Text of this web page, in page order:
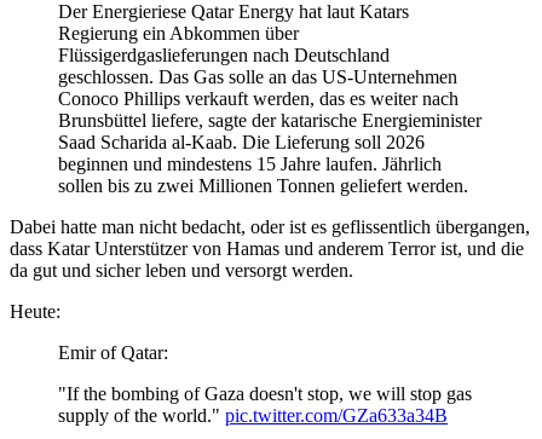
Der Energieriese Qatar Energy hat laut Katars
Regierung ein Abkommen über
Flüssigerdgaslieferungen nach Deutschland
geschlossen. Das Gas solle an das US-Unternehmen
Conoco Phillips verkauft werden, das es weiter nach
Brunsbüttel liefere, sagte der katarische Energieminister
Saad Scharida al-Kaab. Die Lieferung soll 2026
beginnen und mindestens 15 Jahre laufen. Jährlich
sollen bis zu zwei Millionen Tonnen geliefert werden.
Dabei hatte man nicht bedacht, oder ist es geflissentlich übergangen,
dass Katar Unterstützer von Hamas und anderem Terror ist, und die
da gut und sicher leben und versorgt werden.
Heute:
Emir of Qatar:
"If the bombing of Gaza doesn't stop, we will stop gas
supply of the world." pic.twitter.com/GZa633a34B